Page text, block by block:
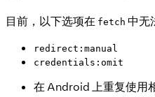
目前，以下选项在 fetch 中无
redirect:manual
credentials:omit
在 Android 上重复使用